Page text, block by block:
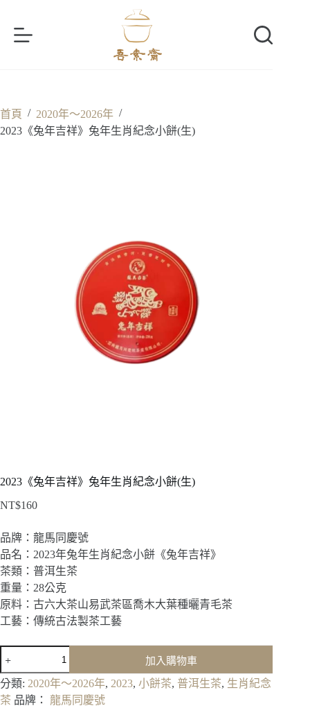
首頁 / 2020年～2026年 /
2023《兔年吉祥》兔年生肖紀念小餅(生)
2023《兔年吉祥》兔年生肖紀念小餅(生)
NT$160
品牌：龍馬同慶號
品名：2023年兔年生肖紀念小餅《兔年吉祥》
茶類：普洱生茶
重量：28公克
原料：古六大茶山易武茶區喬木大葉種曬青毛茶
工藝：傳統古法製茶工藝
吉
祥》
加入購物車
分類: 2020年～2026年, 2023, 小餅茶, 普洱生茶, 生肖紀念
茶 品牌： 龍馬同慶號